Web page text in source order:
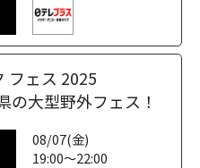
フェス 2025
大型野外フェス！
08/07(金)
19:00～22:00